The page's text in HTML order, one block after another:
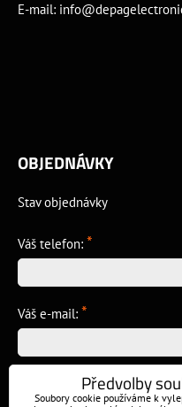
E-mail:
OBJEDNÁVKY
Stav objednávky
Váš telefon: *
Váš e-mail: *
Předvolby
Soubory cookie používáme k